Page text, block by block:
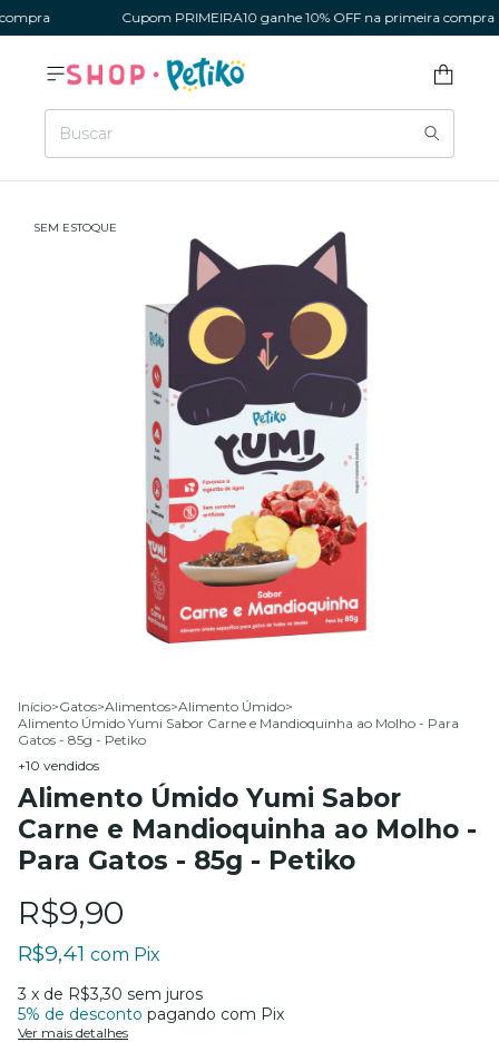
Cupom PRIMEIRA10 ganhe 10% OFF na primeira compra
SEM ESTOQUE
Início>Gatos>Alimentos>Alimento Úmido>
Alimento Úmido Yumi Sabor Carne e Mandioquinha ao Molho - Para
Gatos - 85g - Petiko
+10 vendidos
Alimento Úmido Yumi Sabor
Carne e Mandioquinha ao Molho -
Para Gatos - 85g - Petiko
R$9,90
R$9,41 com Pix
3 x de R$3,30 sem juros
5% de desconto pagando com Pix
Ver mais detalhes